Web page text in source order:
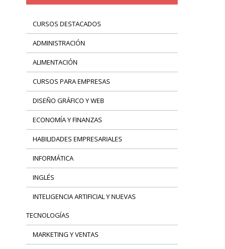
CURSOS DESTACADOS
ADMINISTRACIÓN
ALIMENTACIÓN
CURSOS PARA EMPRESAS
DISEÑO GRÁFICO Y WEB
ECONOMÍA Y FINANZAS
HABILIDADES EMPRESARIALES
INFORMÁTICA
INGLÉS
INTELIGENCIA ARTIFICIAL Y NUEVAS
TECNOLOGÍAS
MARKETING Y VENTAS